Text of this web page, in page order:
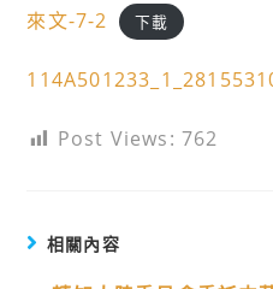
來文-7-2 下載
Post Views: 762
相關內容